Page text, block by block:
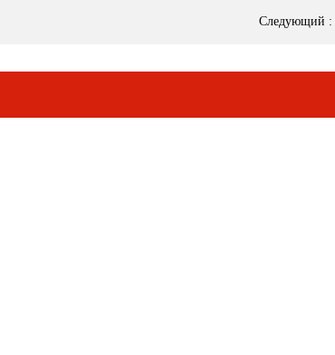
Следующий :